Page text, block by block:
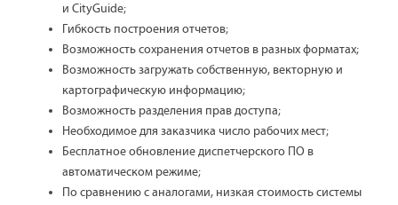
и CityGuide;
Гибкость построения отчетов;
Возможность сохранения отчетов в разных форматах;
Возможность загружать собственную, векторную и
картографическую информацию;
Возможность разделения прав доступа;
Необходимое для заказчика число рабочих мест;
Бесплатное обновление диспетчерского ПО в
автоматическом режиме;
По сравнению с аналогами, низкая стоимость системы